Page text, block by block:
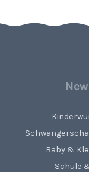
Baby &
Schule